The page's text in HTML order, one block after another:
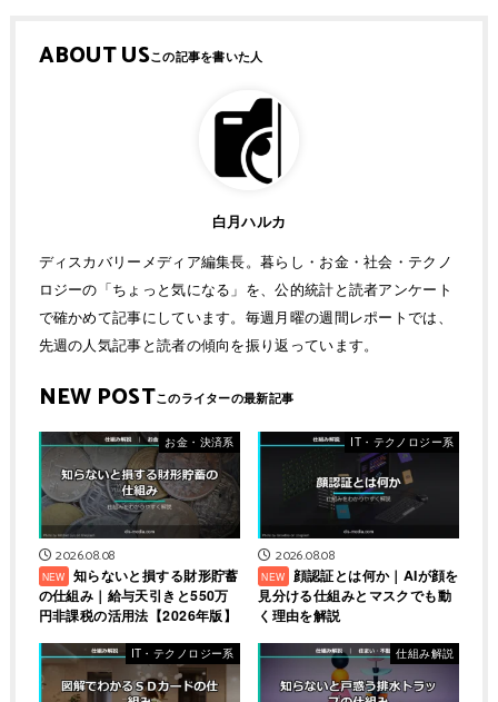
ABOUT US
白月ハルカ
ディスカバリーメディア編集長。暮らし・お金・社会・テクノ
ロジーの「ちょっと気になる」を、公的統計と読者アンケート
で確かめて記事にしています。毎週月曜の週間レポートでは、
先週の人気記事と読者の傾向を振り返っています。
NEW POST
お金・決済系
2026.08.08
知らないと損する財形貯蓄
の仕組み｜給与天引きと550万
円非課税の活用法【2026年版】
IT・テクノロジー系
2026.08.08
顔認証とは何か｜AIが顔を
見分ける仕組みとマスクでも動
く理由を解説
IT・テクノロジー系 仕組み解説